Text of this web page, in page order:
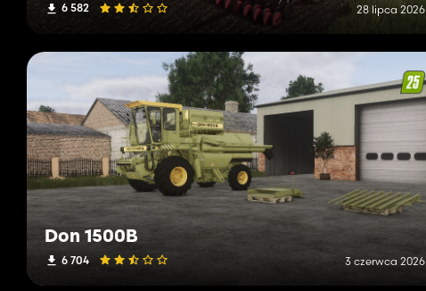
6 582 28 lipca 2026
Don 1500B
6 704 3 czerwca 2026